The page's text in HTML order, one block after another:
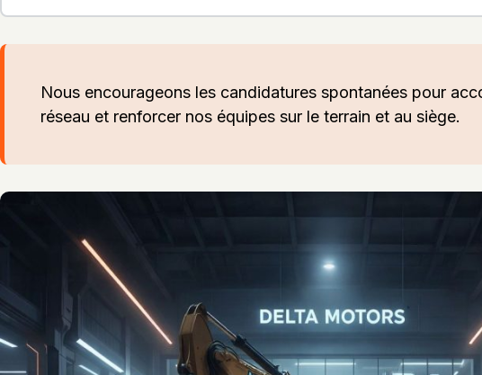
Nous encourageons les candidatures spontanées pour
réseau et renforcer nos équipes sur le terrain et au siège.